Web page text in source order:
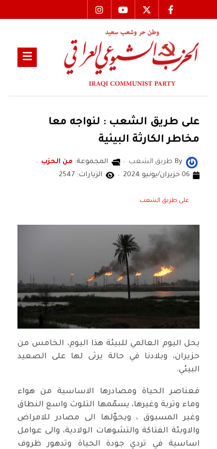
على طريق الشعب : لنواجه معا
مخاطر الكارثة البيئية
By طريق الشعب المجموعة: من الحزب
06 حزيران/يونيو 2024
الزيارات: 2547
على طريق الشعب
يحل اليوم العالمي للبيئة هذا اليوم، الخامس من
حزيران، وبلادنا في حالة يرثى لها على الصعيد
البيئي.
فعناصر الحياة ومصادرها الاساسية من هواء
وماء وتربة وغيرها، يسمّمها التلوث واسع النطاق
وغير المسبوق ، ويحوّلها الى مصادر للامراض
والاوبئة الفتاكة والتشوهات الولادية، والى عوامل
اساسية في تردي جودة الحياة وتدهور ظروف